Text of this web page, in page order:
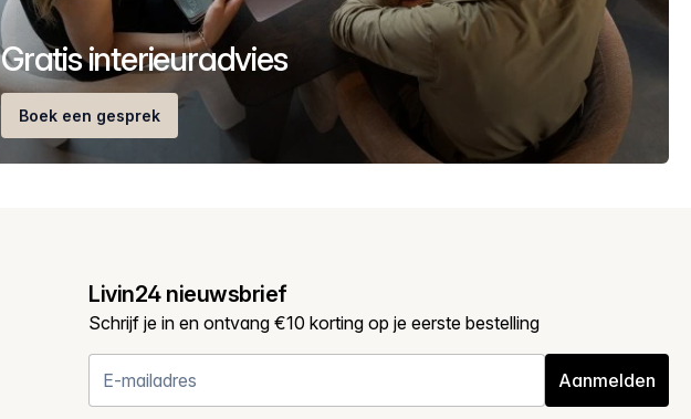
Gratis interieuradvies
Boek een gesprek
Livin24 nieuwsbrief
Schrijf je in en ontvang €10 korting op je eerste bestelling
Aanmelden